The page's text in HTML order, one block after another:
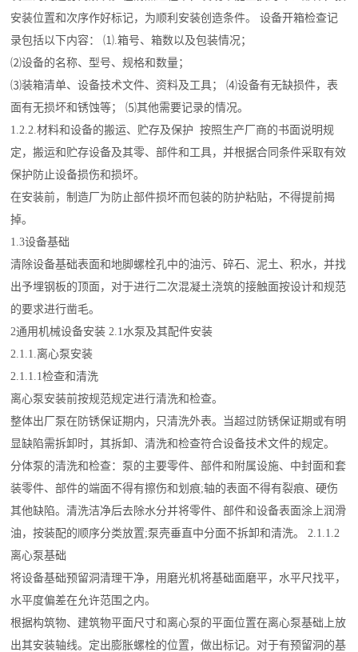
安装位置和次序作好标记，为顺利安装创造条件。 设备开箱检查记
录包括以下内容： ⑴.箱号、箱数以及包装情况；
⑵设备的名称、型号、规格和数量；
⑶装箱清单、设备技术文件、资料及工具； ⑷设备有无缺损件，表
面有无损坏和锈蚀等； ⑸其他需要记录的情况。
1.2.2.材料和设备的搬运、贮存及保护 按照生产厂商的书面说明规
定，搬运和贮存设备及其零、部件和工具，并根据合同条件采取有效
保护防止设备损伤和损坏。
在安装前，制造厂为防止部件损坏而包装的防护粘贴，不得提前揭
掉。
1.3设备基础
清除设备基础表面和地脚螺栓孔中的油污、碎石、泥土、积水，并找
出予埋钢板的顶面，对于进行二次混凝土浇筑的接触面按设计和规范
的要求进行凿毛。
2通用机械设备安装 2.1水泵及其配件安装
2.1.1.离心泵安装
2.1.1.1检查和清洗
离心泵安装前按规范规定进行清洗和检查。
整体出厂泵在防锈保证期内，只清洗外表。当超过防锈保证期或有明
显缺陷需拆卸时，其拆卸、清洗和检查符合设备技术文件的规定。
分体泵的清洗和检查：泵的主要零件、部件和附属设施、中封面和套
装零件、部件的端面不得有擦伤和划痕;轴的表面不得有裂痕、硬伤
其他缺陷。清洗洁净后去除水分并将零件、部件和设备表面涂上润滑
油，按装配的顺序分类放置;泵壳垂直中分面不拆卸和清洗。 2.1.1.2
离心泵基础
将设备基础预留洞清理干净，用磨光机将基础面磨平，水平尺找平，
水平度偏差在允许范围之内。
根据构筑物、建筑物平面尺寸和离心泵的平面位置在离心泵基础上放
出其安装轴线。定出膨胀螺栓的位置，做出标记。对于有预留洞的基